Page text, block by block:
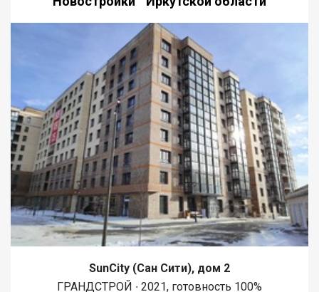
SunCity (Сан Сити), дом 2
ГРАНДСТРОЙ ∙ 2021, готовность 100%